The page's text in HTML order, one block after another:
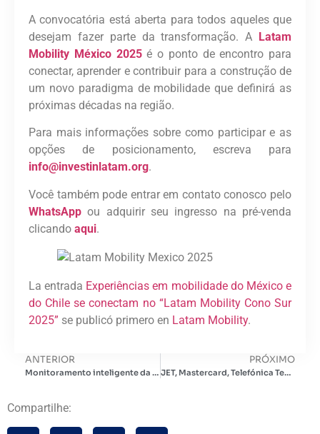
A convocatória está aberta para todos aqueles que
desejam fazer parte da transformação. A Latam
Mobility México 2025é o ponto de encontro para
conectar, aprender e contribuir para a construção de
um novo paradigma de mobilidade que definirá as
próximas décadas na região.
Para mais informações sobre como participar e as
opções de posicionamento, escreva para
info@investinlatam.org.
Você também pode entrar em contato conosco pelo
WhatsApp ou adquirir seu ingresso na pré-venda
clicando aqui.
La entrada Experiências em mobilidade do México e
do Chile se conectam no “Latam Mobility Cono Sur
2025” se publicó primero en Latam Mobility.
ANTERIOR
Monitoramento inteligente da Solfácil promete acabar com o “choque da conta” no pós-venda solar
PRÓXIMO
JET, Mastercard, Telefónica Tech, Uber e Whoosh unem suas vozes: a colaboração é a chave para construir cidades inteligentes na América Latina
Compartilhe: